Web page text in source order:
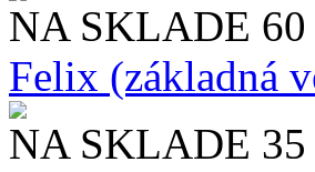
NA SKLADE
Felix (základná
NA SKLADE